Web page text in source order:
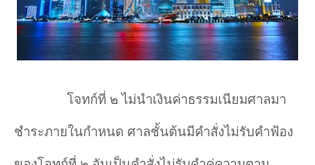
โจทก์ที่ ๒ ไม่นำเงินค่าธรรมเนียมศาลมา
ชำระภายในกำหนด ศาลชั้นต้นมีคำสั่งไม่รับคำฟ้อง